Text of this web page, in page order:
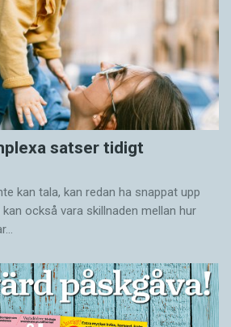
satser tidigt
kan tala, kan redan ha snappat upp
också vara skillnaden mellan hur